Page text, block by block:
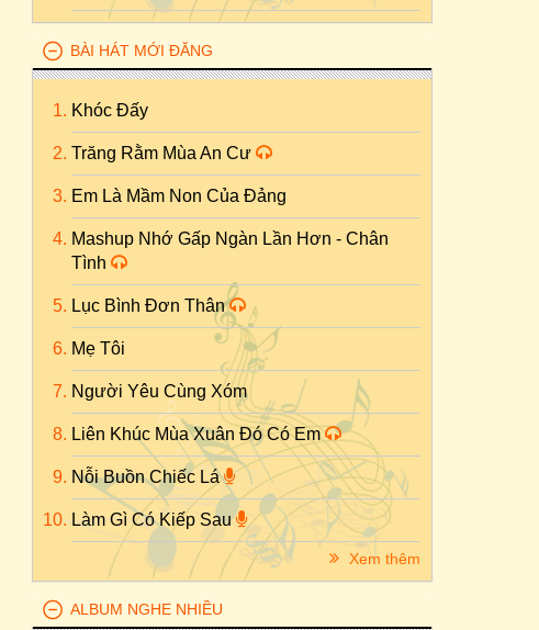
BÀI HÁT MỚI ĐĂNG
Khóc Đấy
Trăng Rằm Mùa An Cư
Em Là Mầm Non Của Đảng
Mashup Nhớ Gấp Ngàn Lần Hơn - Chân
Tình
Lục Bình Đơn Thân
Mẹ Tôi
Người Yêu Cùng Xóm
Liên Khúc Mùa Xuân Đó Có Em
Nỗi Buồn Chiếc Lá
Làm Gì Có Kiếp Sau
Xem thêm
ALBUM NGHE NHIỀU